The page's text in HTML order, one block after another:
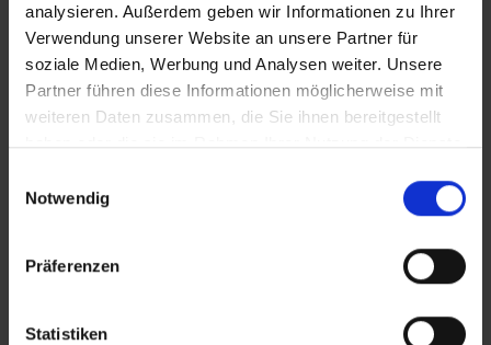
analysieren. Außerdem geben wir Informationen zu Ihrer
Verwendung unserer Website an unsere Partner für
soziale Medien, Werbung und Analysen weiter. Unsere
Partner führen diese Informationen möglicherweise mit
weiteren Daten zusammen, die Sie ihnen bereitgestellt
haben oder die sie im Rahmen Ihrer Nutzung der Dienste
Notwendig
Präferenzen
Statistiken